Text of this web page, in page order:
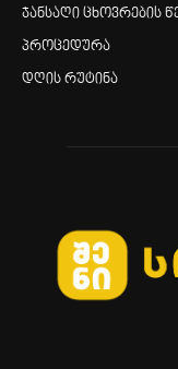
ჯანსაღი ცხოვრების
პროცედურა
დღის რუტინა